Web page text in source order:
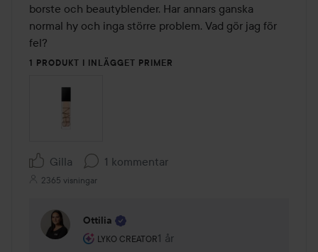
borste och beautyblender. Har annars ganska
normal hy och inga större problem. Vad gör jag för
fel?
1 PRODUKT I INLÄGGET PRIMER
Gilla 1 kommentar
2365 visningar
Ottilia
LYKO CREATOR
Användarens roll: Lyko Creator.
1 år
Kommentaren lades 1 år